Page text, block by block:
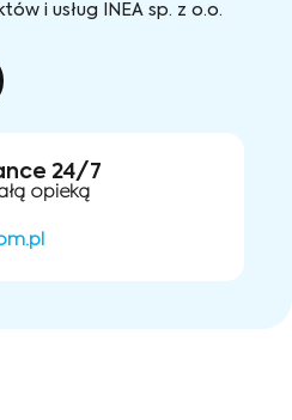
i usług INEA sp. z o.o.
24/7
opieką